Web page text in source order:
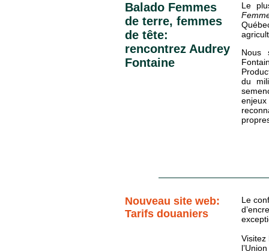
Balado Femmes
de terre, femmes
de tête:
rencontrez Audrey
Fontaine
Le
Nous
du
Nouveau site web:
Tarifs douaniers
Le